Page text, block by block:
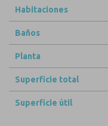
Habitaciones
Baños
Planta
Superficie total
Superficie útil